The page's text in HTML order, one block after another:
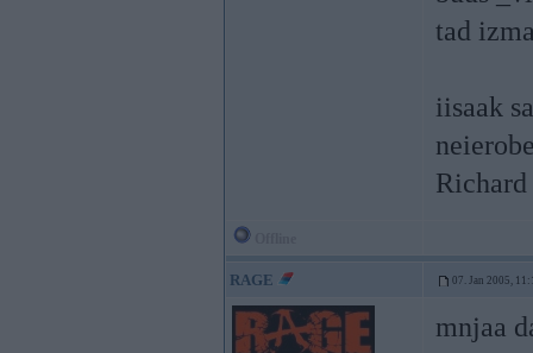
tad
iisaak
RAGE 07. Jan 2005,
mnjaa